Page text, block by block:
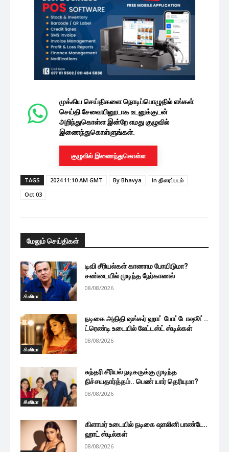
முக்கிய செய்திகளை நொடிப்பொழுதில் எங்கள்
செய்தி சேவையினூடாக உடனுக்குடன்
அறிந்துகொள்ள இன்றே எமது குழுவில்
இணைந்துகொள்ளுங்கள்.
குழுவில் இணைந்துகொள்ள
TAGS 2024 11:10 AM GMT By Bhavya
in திரைப்படம்
Oct 03
மேலும் செய்திகள்
சினிமா
டிவி சீரியல்கள் காணாம போயிடுமா?
சண்டையில் முடிந்த நேர்காணல்
08/08/2026
சினிமா
நடிகை அதிதி ஷங்கர் ஹாட் போட்டோஷூட்..
ட்ரெண்டி உடையில் லேட்டஸ்ட் ஸ்டில்கள்
08/08/2026
சினிமா
சுந்தரி சீரியல் நடிகருக்கு முடிந்த
நிச்சயதார்த்தம்.. பெண் யார் தெரியுமா?
08/08/2026
கிளாமர் உடையில் நடிகை ஷாலினி பாண்டே..
ஹாட் ஸ்டில்கள்
08/08/2026